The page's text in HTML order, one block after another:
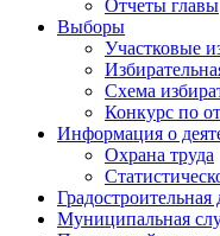
Отчеты главы
Выборы
Участковые
Схема
Конкурс по
Информация о
Охрана труда
Градостроительная
Муниципальная